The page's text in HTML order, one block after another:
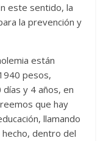
este sentido, la
la prevención y
están
pesos,
y 4 años, en
que hay
llamando
dentro del